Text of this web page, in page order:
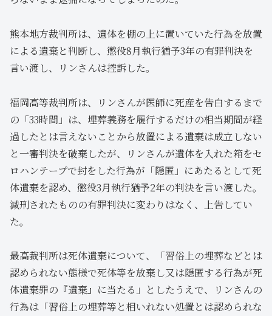
熊本地方裁判所は、遺体を棚の上に置いていた行為を放置
による遺棄と判断し、懲役8月執行猶予3年の有罪判決を
言い渡し、リンさんは控訴した。
福岡高等裁判所は、リンさんが医師に死産を告白するまで
の「33時間」は、埋葬義務を履行するだけの相当期間が経
過したとは言えないことから放置による遺棄は成立しない
と一審判決を破棄したが、リンさんが遺体を入れた箱をセ
ロハンテープで封をした行為が「隠匿」にあたるとして死
体遺棄を認め、懲役3月執行猶予2年の判決を言い渡した。
減刑されたものの有罪判決に変わりはなく、上告してい
た。
最高裁判所は死体遺棄について、「習俗上の埋葬などとは
認められない態様で死体等を放棄し又は隠匿する行為が死
体遺棄罪の『遺棄』に当たる」としたうえで、リンさんの
行為は「習俗上の埋葬等と相いれない処置とは認められな